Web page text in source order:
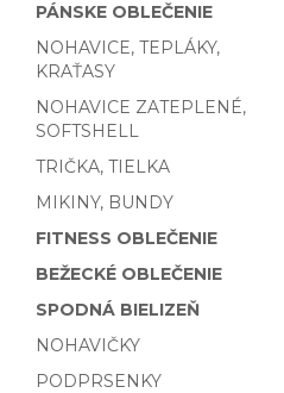
PÁNSKE OBLEČENIE
NOHAVICE, TEPLÁKY,
KRAŤASY
NOHAVICE ZATEPLENÉ,
SOFTSHELL
TRIČKA, TIELKA
MIKINY, BUNDY
FITNESS OBLEČENIE
BEŽECKÉ OBLEČENIE
SPODNÁ BIELIZEŇ
NOHAVIČKY
PODPRSENKY